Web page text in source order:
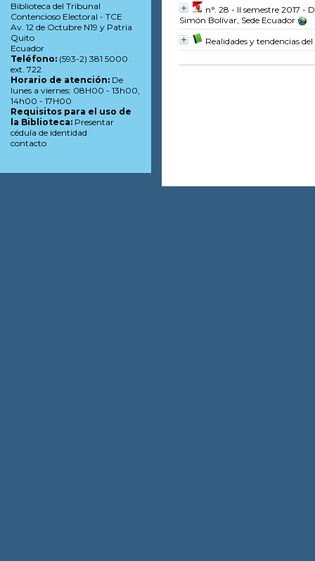
n°. 28 - II semestre 2017 -
Simón Bolívar, Sede Ecuador
Realidades y tendencias
Biblioteca del Tribunal
Contencioso Electoral - TCE
Av. 12 de Octubre N19 y Patria
Quito
Ecuador
Teléfono: (593-2) 381 5000
ext. 722
Horario de atención: De
lunes a viernes: 08H00 - 13h00,
14h00 - 17H00
Requisitos para el uso de
la Biblioteca: Presentar
cédula de identidad
contacto